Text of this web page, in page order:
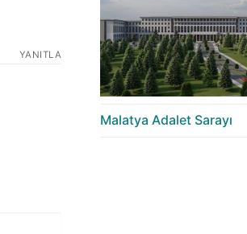
YANITLA
Malatya Adalet Sarayı